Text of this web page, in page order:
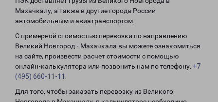
Махачкалу, а также в другие города России
автомобильным и авиатранспортом.
С примерной стоимостью перевозки по направлению
Великий Новгород - Махачкала вы можете ознакомиться
на сайте, произвести расчет стоимости с помощью
онлайн-калькулятора или позвонить нам по телефону: +7
(495) 660-11-11
Для того, чтобы заказать перевозку из Великого